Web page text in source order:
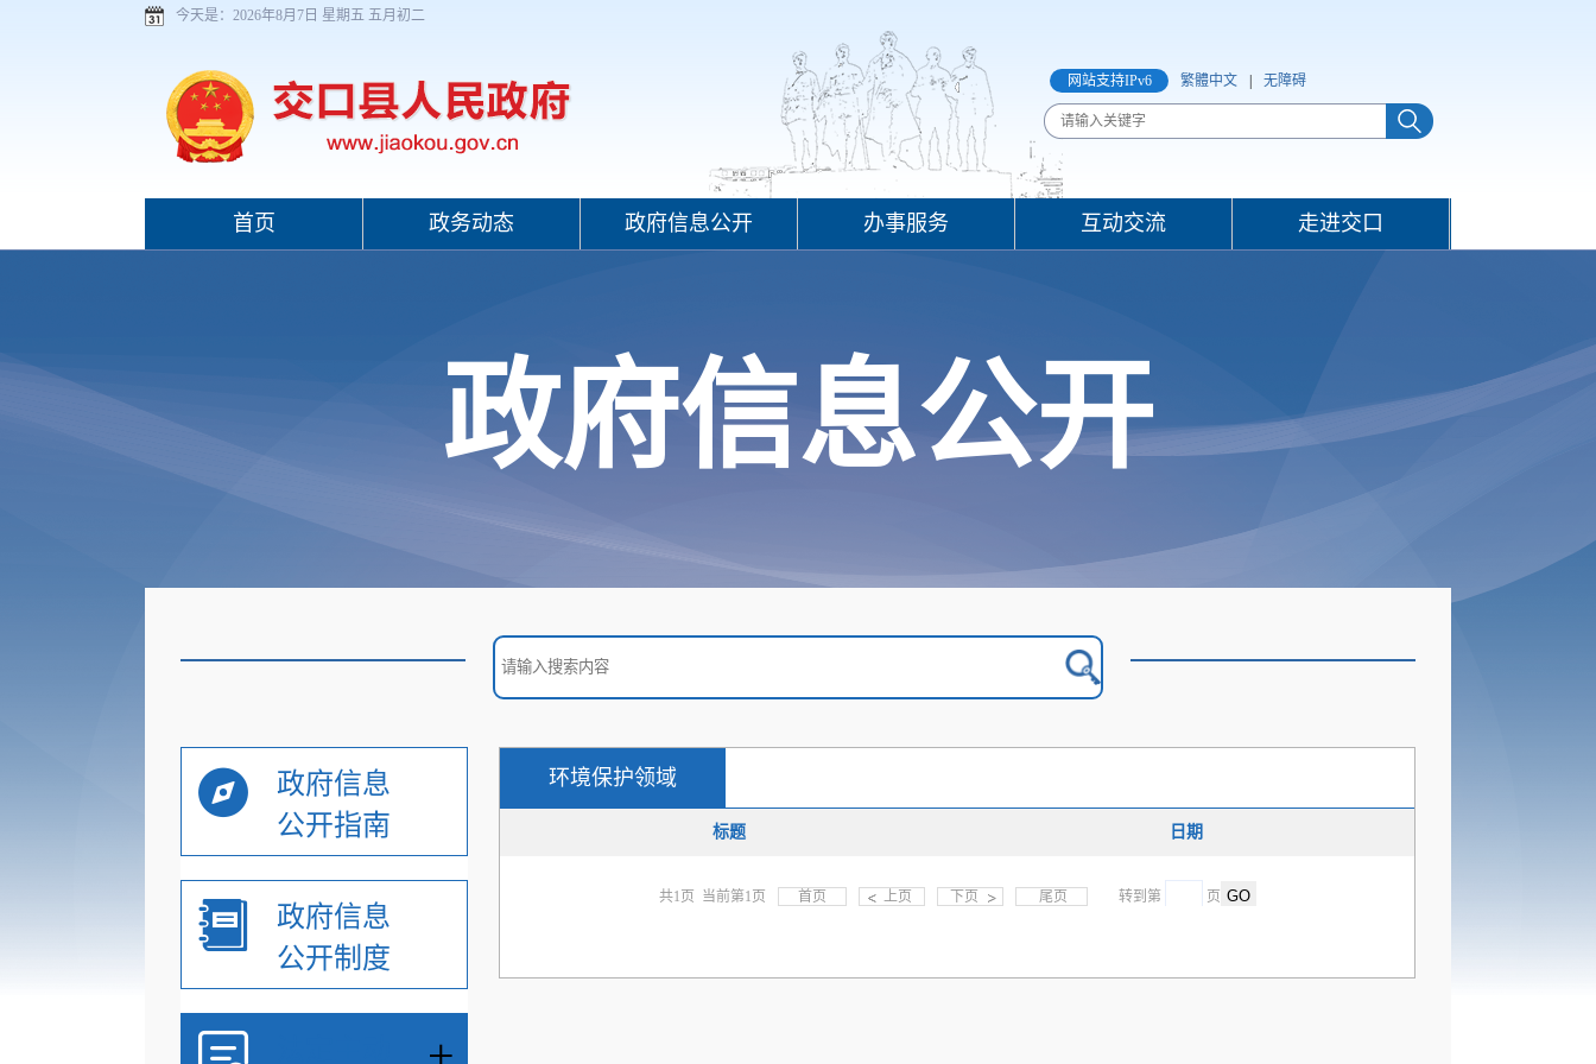
今天是： 2026年8月7日 星期五 五月初二
网站支持IPv6 繁體中文 无障碍
首页 政务动态 政府信息公开 办事服务 互动交流 走进交口
政府信息公开
政府信息
公开指南
政府信息
公开制度
环境保护领域
标题 日期
共1页 当前第1页 首页 上页 下页 尾页 转到第 页